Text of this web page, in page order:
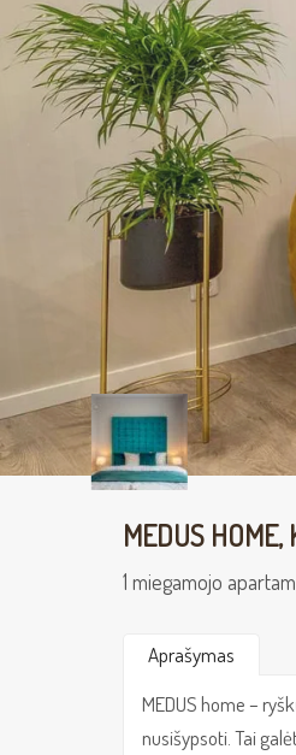
MEDUS
1 miegamojo
Aprašymas
MEDUS home –
nusišypsoti. Tai